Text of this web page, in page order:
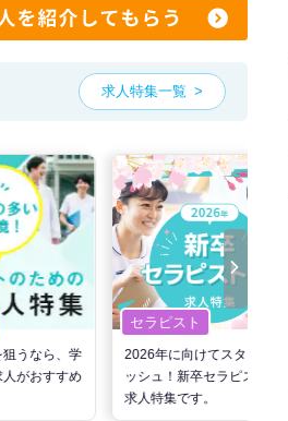
求人特集一覧
狙うなら、学
がおすすめ
セラピスト
2026年に向けてスタートダ
ッシュ！新卒セラピスト向け
求人特集です。